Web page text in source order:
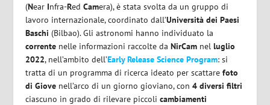
(Near Infra-RedCamera), è stata svolta da un gruppo di
lavoro internazionale, coordinato dall’Università dei Paesi
Baschi (Bilbao). Gli astronomi hanno individuato la
corrente nelle informazioni raccolte daNirCam nelluglio
2022, nell’ambito dell’Early Release Science Program: si
tratta di un programma di ricerca ideato per scattarefoto
di Giove nell’arco di un giorno gioviano, con4 diversi filtri
ciascuno in grado di rilevare piccolicambiamenti